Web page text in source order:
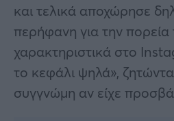
και τελικά αποχώρησε
περήφανη για την
χαρακτηριστικά στο
το κεφάλι ψηλά»,
συγγνώμη αν είχε